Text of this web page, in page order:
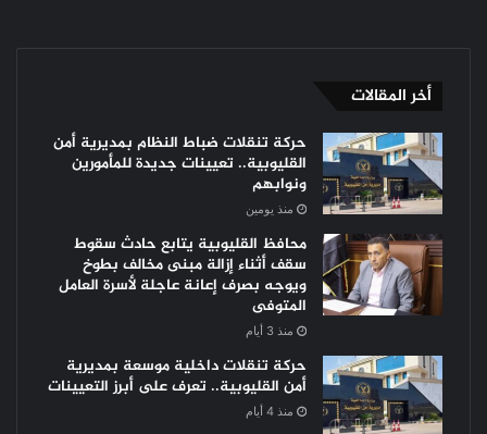
أخر المقالات
حركة تنقلات ضباط النظام بمديرية أمن
القليوبية.. تعيينات جديدة للمأمورين
ونوابهم
منذ يومين
محافظ القليوبية يتابع حادث سقوط
سقف أثناء إزالة مبنى مخالف بطوخ
ويوجه بصرف إعانة عاجلة لأسرة العامل
المتوفى
منذ 3 أيام
حركة تنقلات داخلية موسعة بمديرية
أمن القليوبية.. تعرف على أبرز التعيينات
منذ 4 أيام